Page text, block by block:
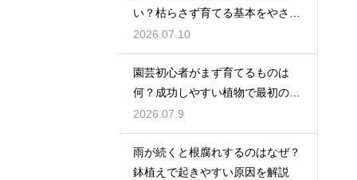
い？枯らさず育てる基本をやさし
く紹介
2026.07.10
園芸初心者がまず育てるものは
何？成功しやすい植物で最初の一
歩を踏み出そう
2026.07.9
雨が続くと根腐れするのはなぜ？
鉢植えで起きやすい原因を解説